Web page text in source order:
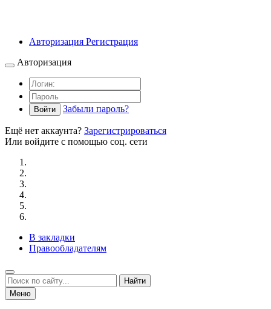
Авторизация Регистрация
Авторизация
Войти Забыли пароль?
Ещё нет аккаунта? Зарегистрироваться
Или войдите с помощью соц. сети
В закладки
Правообладателям
Найти
Меню